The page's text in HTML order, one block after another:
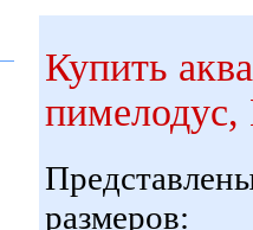
Купить
пимелодус,
размеров: